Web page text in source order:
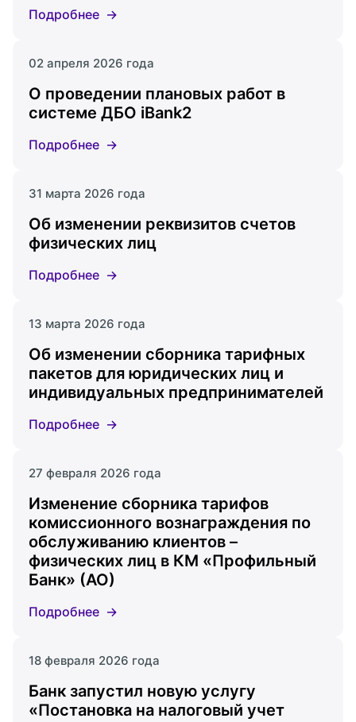
Подробнее
02 апреля 2026 года
О проведении плановых работ в
системе ДБО iBank2
Подробнее
31 марта 2026 года
Об изменении реквизитов счетов
физических лиц
Подробнее
13 марта 2026 года
Об изменении сборника тарифных
пакетов для юридических лиц и
индивидуальных предпринимателей
Подробнее
27 февраля 2026 года
Изменение сборника тарифов
комиссионного вознаграждения по
обслуживанию клиентов –
физических лиц в КМ «Профильный
Банк» (АО)
Подробнее
18 февраля 2026 года
Банк запустил новую услугу
«Постановка на налоговый учет